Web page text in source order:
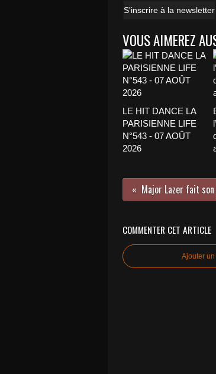
S'inscrire à la newsletter
VOUS AIMEREZ
LE HIT DANCE LA
PARISIENNE LIFE
N°543 - 07 AOÛT
2026
Major Lazer fait
COMMENTER CET ARTICLE
Ajouter